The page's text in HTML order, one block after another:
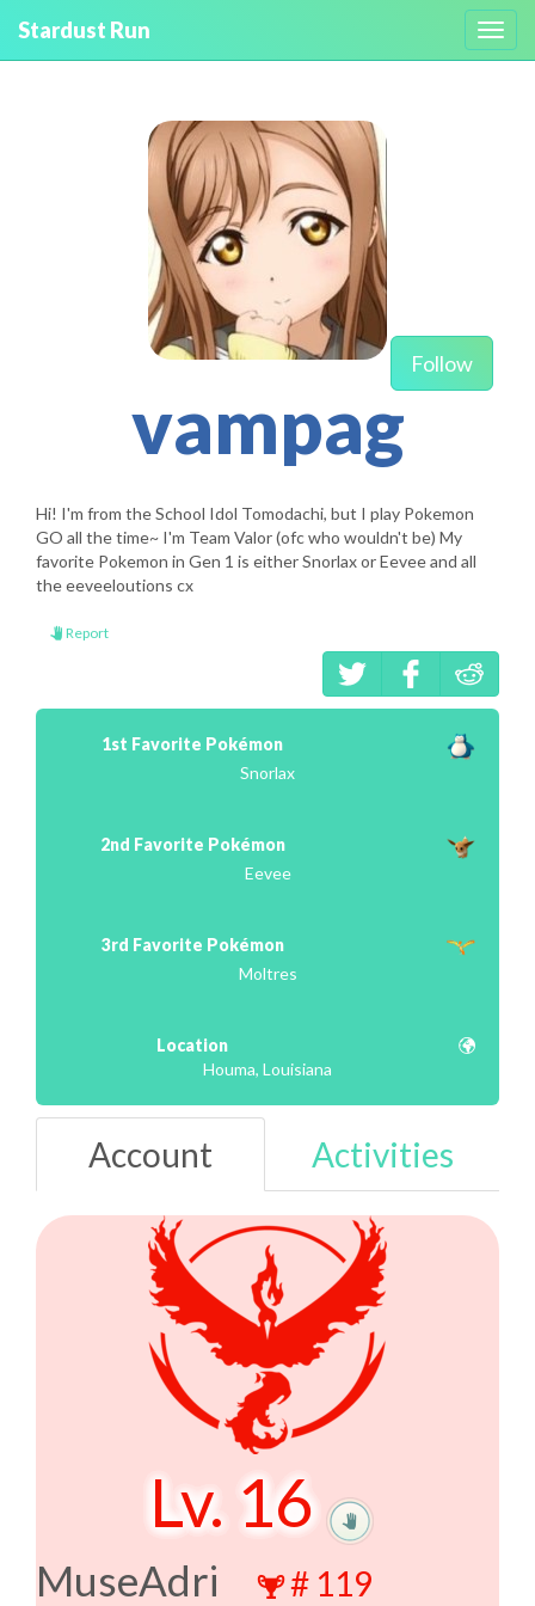
Stardust Run
Follow
vampag
Hi! I'm from the School Idol Tomodachi, but I play Pokemon
GO all the time~ I'm Team Valor (ofc who wouldn't be) My
favorite Pokemon in Gen 1 is either Snorlax or Eevee and all
the eeveeloutions cx
Report
1st Favorite Pokémon
Snorlax
2nd Favorite Pokémon
Eevee
3rd Favorite Pokémon
Moltres
Location
Houma, Louisiana
Account Activities
Lv. 16
MuseAdri # 119